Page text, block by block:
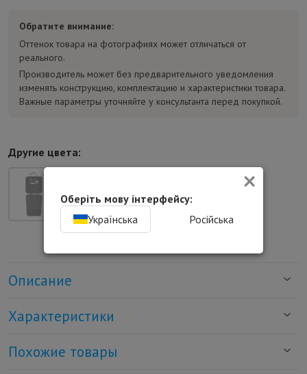
Обратите внимание:
Оттенок товара на фотографиях может отличаться от
реального.
Производитель может без предварительного уведомления
изменять конструкцию, комплектацию и характеристики товара.
Важные параметры уточняйте у консультанта перед покупкой.
Другие цвета:
Описание
Характеристики
Похожие товары
×
Оберіть мову інтерфейсу:
Українська
Російська